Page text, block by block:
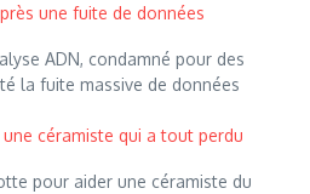
une fuite de données
ADN, condamné pour des
la fuite massive de données
céramiste qui a tout perdu
pour aider une céramiste du